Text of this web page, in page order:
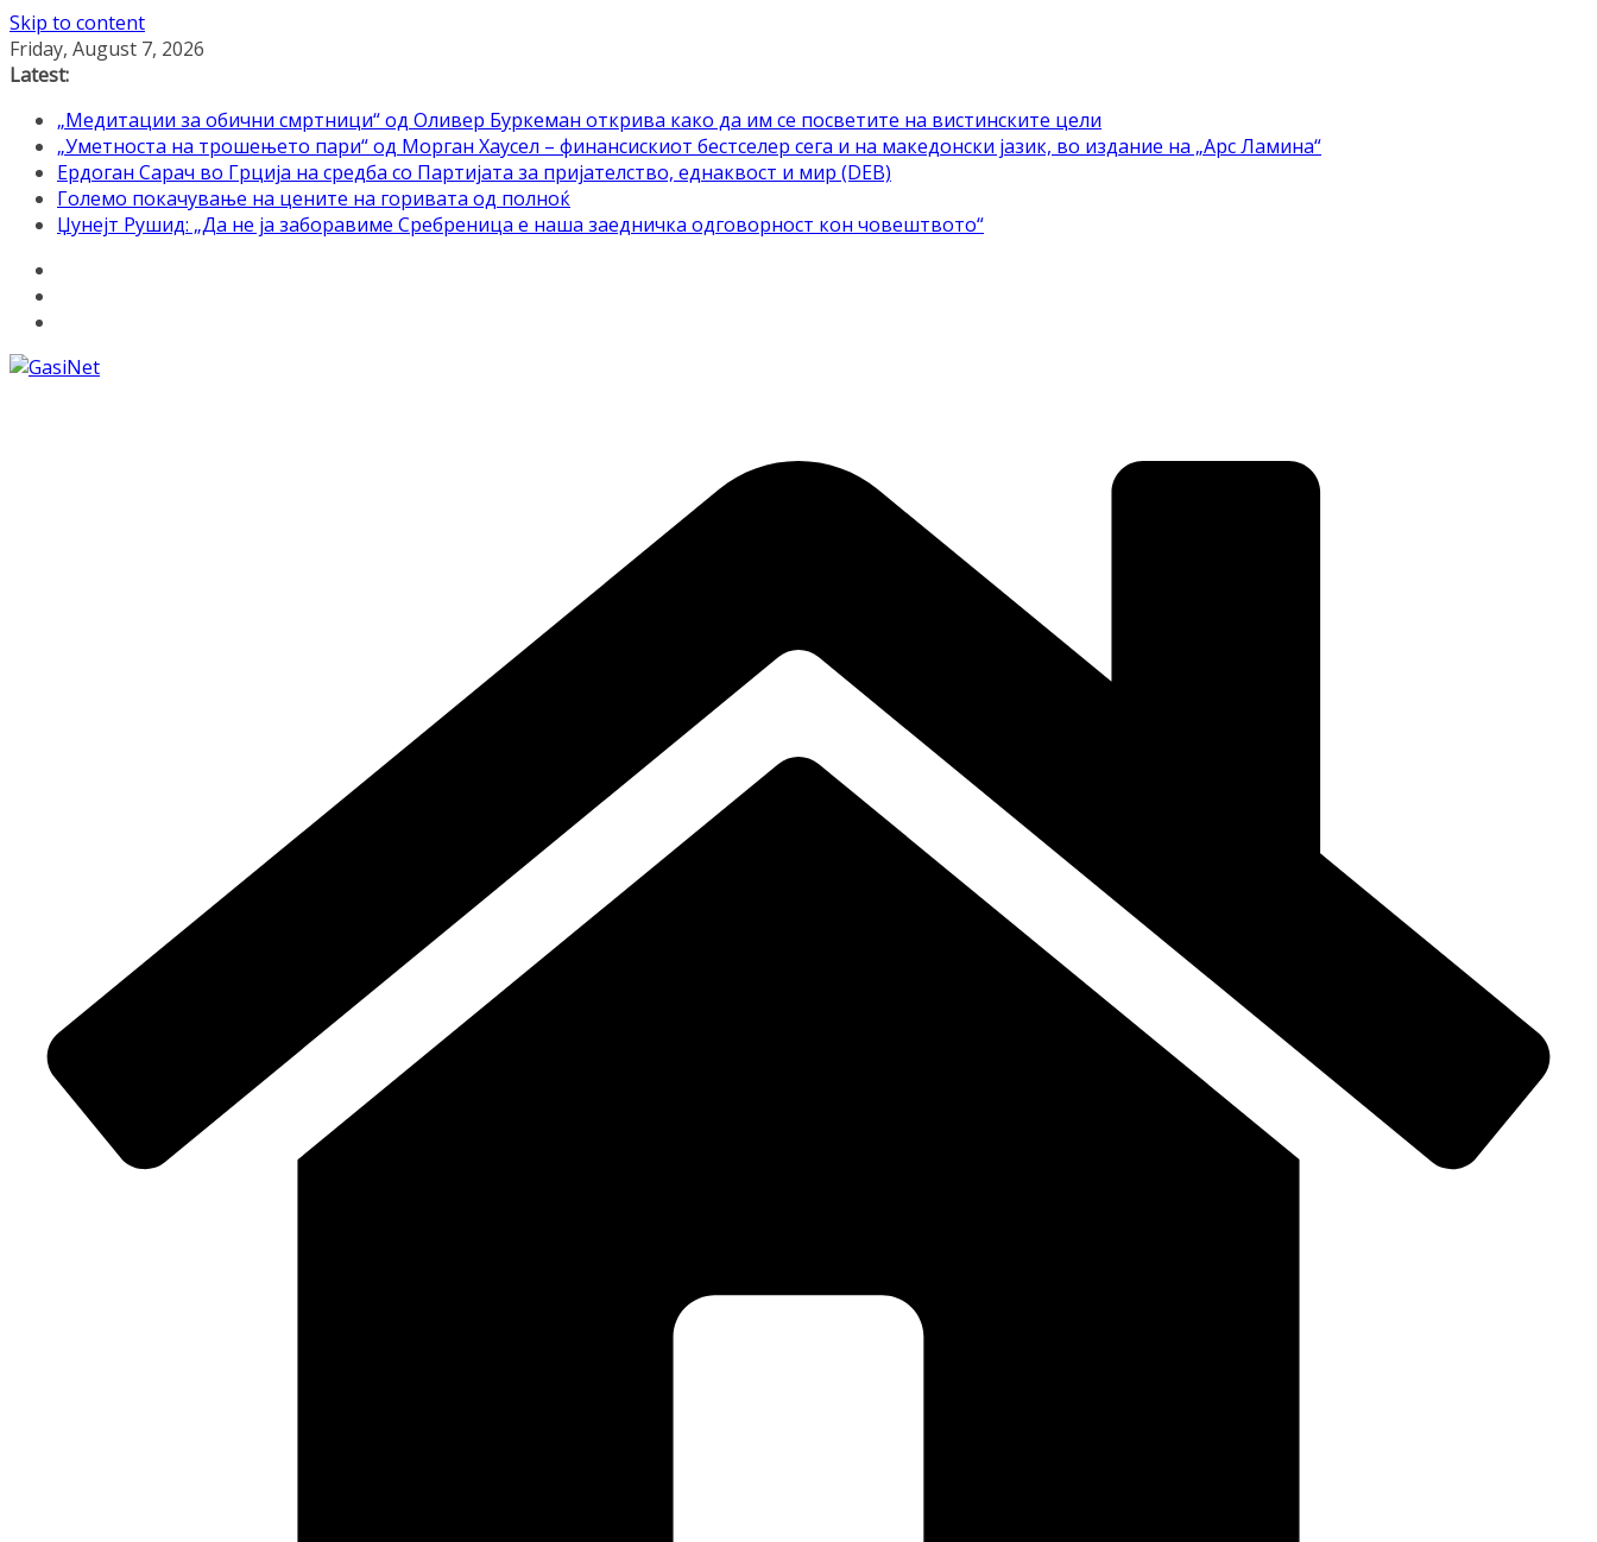
Skip to content
Friday, August 7, 2026
Latest:
„Медитации за обични смртници“ од Оливер Буркеман открива како да им се посветите на вистинските цели
„Уметноста на трошењето пари“ од Морган Хаусел – финансискиот бестселер сега и на македонски јазик, во издание на „Арс Ламина“
Ердоган Сарач во Грција на средба со Партијата за пријателство, еднаквост и мир (DEB)
Големо покачување на цените на горивата од полноќ
Џунејт Рушид: „Да не ја заборавиме Сребреница е наша заедничка одговорност кон човештвото“